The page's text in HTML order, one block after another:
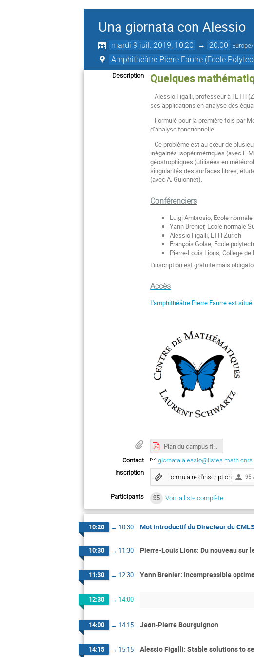
Una giornata con Alessio
mardi 9 juil. 2019, 10:20 → 20:00
Amphithéâtre Pierre Faurre (Ecole
Description Quelques
Alessio Figalli, professeur à l’ETH
ses applications en analyse des
Formulé pour la première fois par
d’analyse fonctionnelle.
Ce problème est au cœur de
inégalités isopérimétriques (avec F.
géostrophiques (utilisées en
singularités des surfaces libres,
(avec A. Guionnet).
Conférenciers
Luigi Ambrosio, Ecole
Yann Brenier, Ecole normale
Alessio Figalli, ETH Zurich
François Golse, Ecole
Pierre-Louis Lions, Collège de
L'inscription est gratuite mais
Accès
L'amphithéâtre Pierre Faurre est
Plan du campus fléché CMLS.pdf
Contact
Inscription
Formulaire d'inscription 95
Participants 95 Voir la liste complète
10:20 → 10:30 Mot introductif du Directeur du CMLS
10:30 → 11:30 Pierre-Louis Lions: Du nouveau sur
11:30 → 12:30 Yann Brenier: Incompressible
12:30 → 14:00
14:00 → 14:15 Jean-Pierre Bourguignon
14:15 → 15:15 Alessio Figalli: Stable solutions to